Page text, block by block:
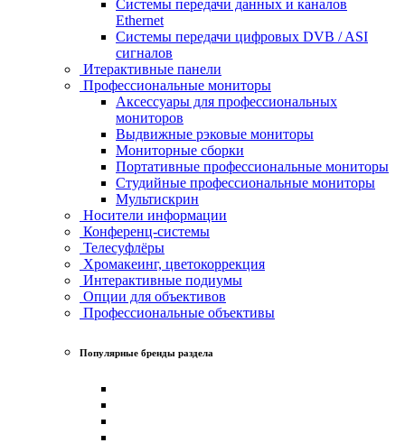
Системы передачи данных и каналов
Ethernet
Системы передачи цифровых DVB / ASI
сигналов
Итерактивные панели
Профессиональные мониторы
Аксессуары для профессиональных
мониторов
Выдвижные рэковые мониторы
Мониторные сборки
Портативные профессиональные мониторы
Студийные профессиональные мониторы
Мультискрин
Носители информации
Конференц-системы
Телесуфлёры
Хромакеинг, цветокоррекция
Интерактивные подиумы
Опции для объективов
Профессиональные объективы
Популярные бренды раздела